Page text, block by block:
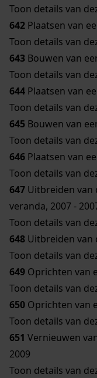
Toon details van
642 Plaatsen van
Toon details van
643 Bouwen van
Toon details van
644 Plaatsen van
Toon details van
645 Bouwen van
Toon details van
646 Plaatsen van
Toon details van
647 Uitbreiden van
veranda, 2007 -
Toon details van
648 Uitbreiden van
Toon details van
649 Oprichten van
Toon details van
650 Oprichten van
Toon details van
651 Vernieuwen
2009
Toon details van